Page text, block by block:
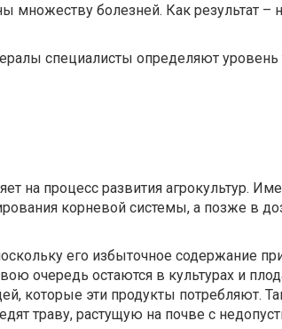
множеству болезней. Как результат –
специалисты определяют уровень
на процесс развития агрокультур.
корневой системы, а позже в
его избыточное содержание
очередь остаются в культурах и
которые эти продукты потребляют.
траву, растущую на почве с